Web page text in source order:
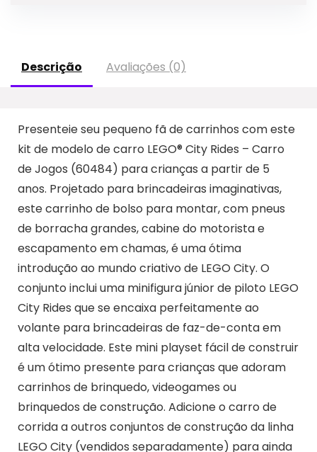
Descrição Avaliações (0)
Presenteie seu pequeno fã de carrinhos com este
kit de modelo de carro LEGO® City Rides – Carro
de Jogos (60484) para crianças a partir de 5
anos. Projetado para brincadeiras imaginativas,
este carrinho de bolso para montar, com pneus
de borracha grandes, cabine do motorista e
escapamento em chamas, é uma ótima
introdução ao mundo criativo de LEGO City. O
conjunto inclui uma minifigura júnior de piloto LEGO
City Rides que se encaixa perfeitamente ao
volante para brincadeiras de faz-de-conta em
alta velocidade. Este mini playset fácil de construir
é um ótimo presente para crianças que adoram
carrinhos de brinquedo, videogames ou
brinquedos de construção. Adicione o carro de
corrida a outros conjuntos de construção da linha
LEGO City (vendidos separadamente) para ainda